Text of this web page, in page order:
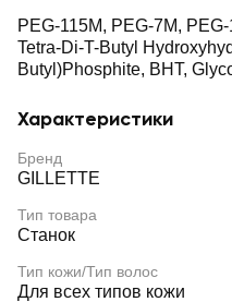
PEG-115M, PEG-7M,
Tetra-Di-T-Butyl
Butyl)Phosphite, BHT,
Характеристики
Бренд
GILLETTE
Тип товара
Станок
Тип кожи/Тип волос
Для всех типов кожи